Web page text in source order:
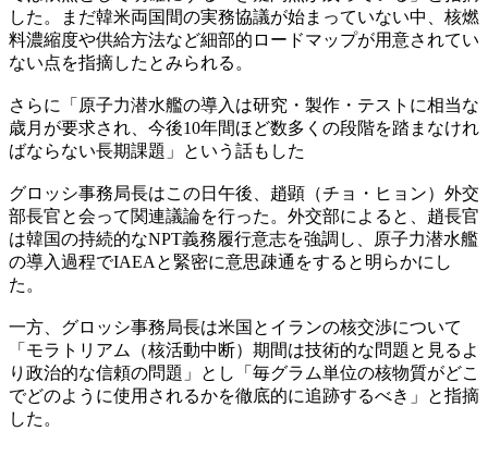
した。まだ韓米両国間の実務協議が始まっていない中、核燃
料濃縮度や供給方法など細部的ロードマップが用意されてい
ない点を指摘したとみられる。
さらに「原子力潜水艦の導入は研究・製作・テストに相当な
歳月が要求され、今後10年間ほど数多くの段階を踏まなけれ
ばならない長期課題」という話もした
グロッシ事務局長はこの日午後、趙顕（チョ・ヒョン）外交
部長官と会って関連議論を行った。外交部によると、趙長官
は韓国の持続的なNPT義務履行意志を強調し、原子力潜水艦
の導入過程でIAEAと緊密に意思疎通をすると明らかにし
た。
一方、グロッシ事務局長は米国とイランの核交渉について
「モラトリアム（核活動中断）期間は技術的な問題と見るよ
り政治的な信頼の問題」とし「毎グラム単位の核物質がどこ
でどのように使用されるかを徹底的に追跡するべき」と指摘
した。